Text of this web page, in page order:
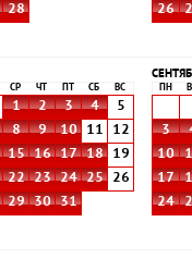
28
26
СР ЧТ СБ ВС
1 2 3 4
5
8 9 10 11
12
15 16 17 18
19
22 23 24 25
26
29 30 31
ПН
3
10
17
24